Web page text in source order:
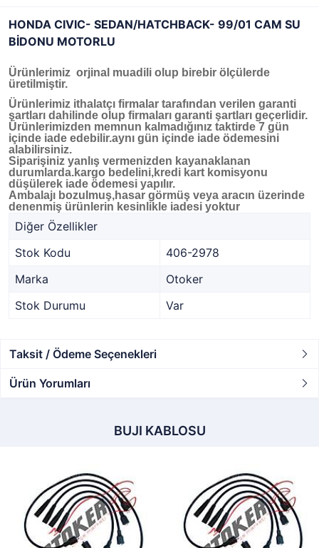
HONDA CIVIC- SEDAN/HATCHBACK- 99/01 CAM SU
BİDONU MOTORLU
Ürünlerimiz orjinal muadili olup birebir ölçülerde
üretilmiştir.
Ürünlerimiz ithalatçı firmalar tarafından verilen garanti
şartları dahilinde olup firmaları garanti şartları geçerlidir.
Ürünlerimizden memnun kalmadığınız taktirde 7 gün
içinde iade edebilir.aynı gün içinde iade ödemesini
alabilirsiniz.
Siparişiniz yanlış vermenizden kayanaklanan
durumlarda.kargo bedelini,kredi kart komisyonu
düşülerek iade ödemesi yapılır.
Ambalajı bozulmuş,hasar görmüş veya aracın üzerinde
denenmiş ürünlerin kesinlikle iadesi yoktur
Diğer Özellikler
Stok Kodu
406-2978
Marka
Otoker
Stok Durumu
Var
Taksit / Ödeme Seçenekleri
Ürün Yorumları
BUJI KABLOSU